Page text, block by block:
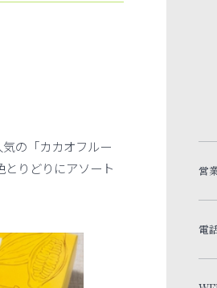
の「カカオフルー
りどりにアソート
営
電